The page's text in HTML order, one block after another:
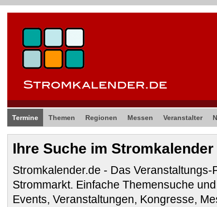
Termine Themen Regionen Messen Veranstalter
Ihre Suche im Stromkalender
Stromkalender.de - Das Veranstaltungs-
Strommarkt. Einfache Themensuche
Events, Veranstaltungen, Kongresse,